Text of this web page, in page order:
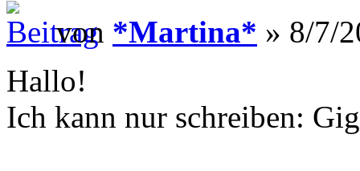
von *Martina* » 8/7/
Hallo!
Ich kann nur schreiben: